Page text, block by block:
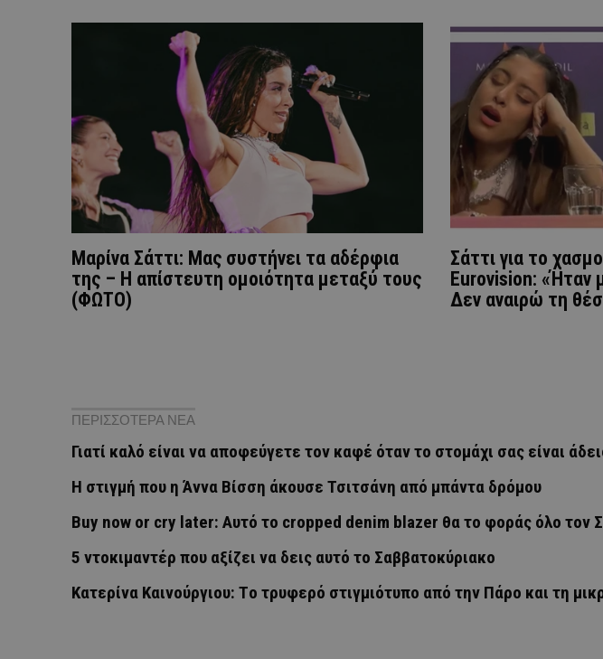
Μαρίνα Σάττι: Μας συστήνει τα αδέρφια
της – Η απίστευτη ομοιότητα μεταξύ τους
(ΦΩΤΟ)
Σάττι για το
Eurovision: «Ήταν
Δεν αναιρώ τη
ΠΕΡΙΣΣΟΤΕΡΑ ΝΕΑ
Γιατί καλό είναι να αποφεύγετε τον καφέ όταν το στομάχι σας είναι
H στιγμή που η Άννα Βίσση άκουσε Τσιτσάνη από μπάντα δρόμου
Buy now or cry later: Αυτό το cropped denim blazer θα το φοράς όλο τον
5 ντοκιμαντέρ που αξίζει να δεις αυτό το Σαββατοκύριακο
Κατερίνα Καινούργιου: Tο τρυφερό στιγμιότυπο από την Πάρο και τη